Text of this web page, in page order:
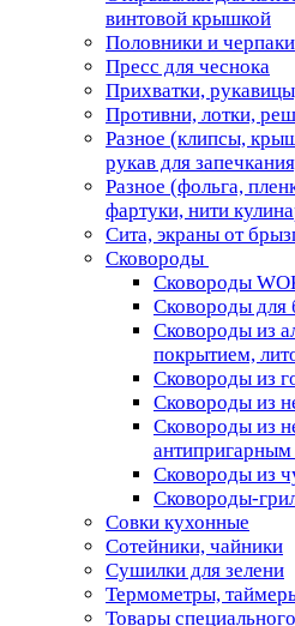
винтовой крышкой
Половники и черпаки
Пресс для чеснока
Прихватки,
Противни, лотки,
Разное (клипсы,
рукав для
Разное (фольга,
фартуки, нити
Сита, экраны от
Сковороды
Сковороды
Сковороды для
Сковороды из
покрытием,
Сковороды из
Сковороды из
Сковороды из
Сковороды из
Сковороды-
Совки кухонные
Сотейники, чайники
Сушилки для зелени
Термометры,
Товары